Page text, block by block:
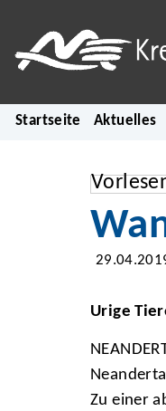
Startseite Aktuelles
Urige
Zu einer